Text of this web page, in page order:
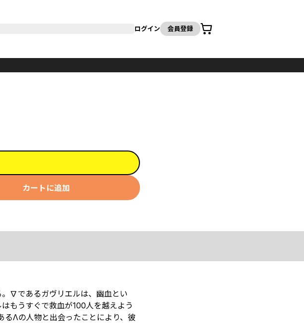
ログイン 会員登録
カート
カートに追加
∇であるガヴリエルは、幽血とい
もうすぐで救血が100人を越えよう
るΛの人物と出会ったことにより、彼